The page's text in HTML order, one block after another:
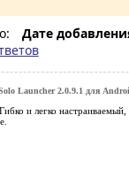
Дате
Launcher 2.0.9.1 для
и легко настраиваемый,